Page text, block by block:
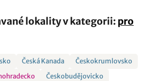
lokality v kategorii: pro
Česká Kanada
Českokrumlovsko
Českobudějovicko